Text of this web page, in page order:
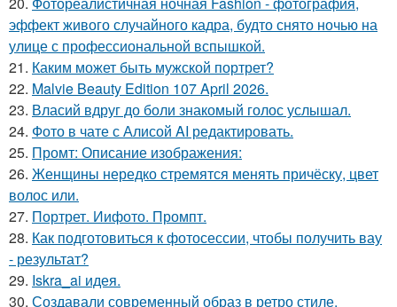
эффект живого случайного кадра, будто снято ночью на
улице с профессиональной вспышкой.
21. Каким может быть мужской портрет?
22. Malvie Beauty Edition 107 April 2026.
23. Власий вдруг до боли знакомый голос услышал.
24. Фото в чате с Алисой AI редактировать.
25. Промт: Описание изображения:
26. Женщины нередко стремятся менять причёску, цвет
волос или.
27. Портрет. Иифото. Промпт.
28. Как подготовиться к фотосессии, чтобы получить вау
- результат?
29. Iskra_ai идея.
30. Создавали современный образ в ретро стиле.